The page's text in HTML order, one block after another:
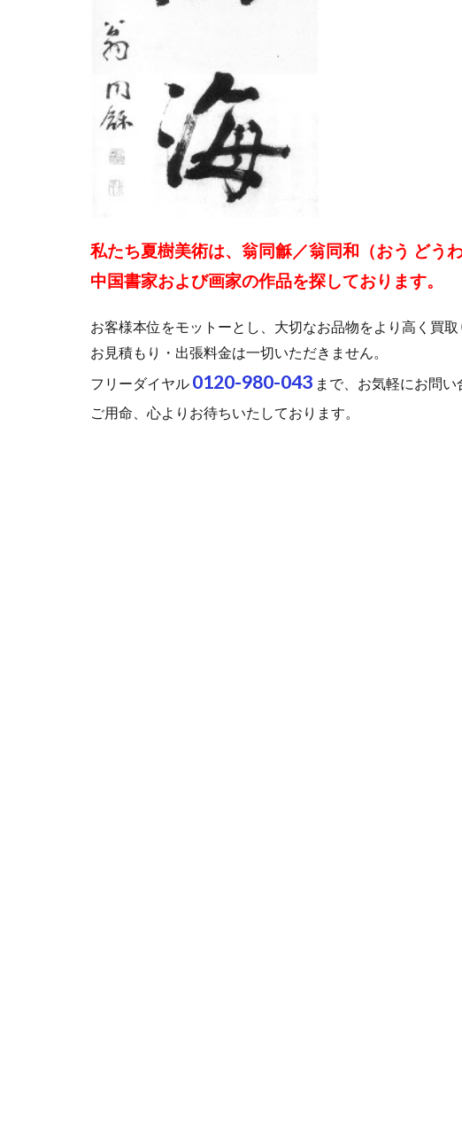
私たち夏樹美術は、翁同龢／翁同和（おう どう
中国書家および画家の作品を探しております。
お客様本位をモットーとし、大切なお品物をより高く買取
お見積もり・出張料金は一切いただきません。
フリーダイヤル 0120-980-043 まで、お気軽にお問い
ご用命、心よりお待ちいたしております。